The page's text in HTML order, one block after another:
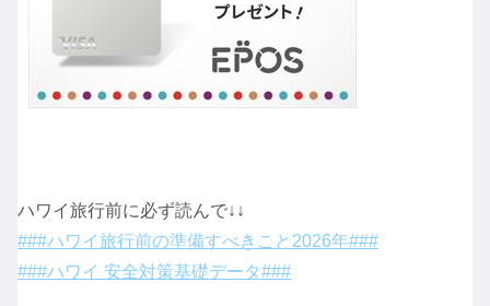
ハワイ旅行前に必ず読んで↓↓
###ハワイ旅行前の準備すべきこと2026年###
###ハワイ 安全対策基礎データ###